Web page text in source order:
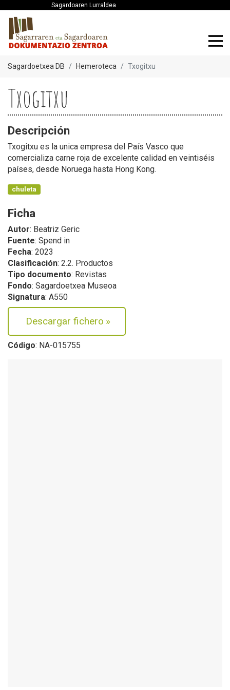
Sagardoaren Lurraldea
Sagardoetxea DB Hemeroteca Txogitxu
Txogitxu
Descripción
Txogitxu es la unica empresa del País Vasco que
comercializa carne roja de excelente calidad en veintiséis
países, desde Noruega hasta Hong Kong.
chuleta
Ficha
Autor: Beatriz Geric
Fuente: Spend in
Fecha: 2023
Clasificación: 2.2. Productos
Tipo documento: Revistas
Fondo: Sagardoetxea Museoa
Signatura: A550
Descargar fichero »
Código: NA-015755